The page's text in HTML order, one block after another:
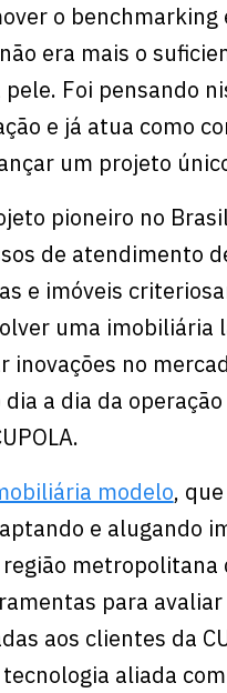
o
era mais o
Foi pensando
e já atua como
um projeto
pioneiro no
de atendimento
e imóveis
uma
inovações no
a dia da
modelo,
e alugando
metropolitana
para
aos clientes da
aliada